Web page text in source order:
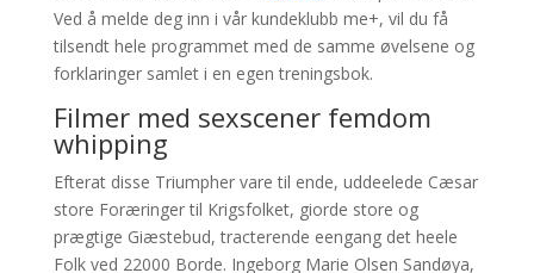
Ved å melde deg inn i vår kundeklubb me+, vil du få
tilsendt hele programmet med de samme øvelsene og
forklaringer samlet i en egen treningsbok.
Filmer med sexscener femdom
whipping
Efterat disse Triumpher vare til ende, uddeelede Cæsar
store Foræringer til Krigsfolket, giorde store og
prægtige Giæstebud, tracterende eengang det heele
Folk ved 22000 Borde. Ingeborg Marie Olsen Sandøya,